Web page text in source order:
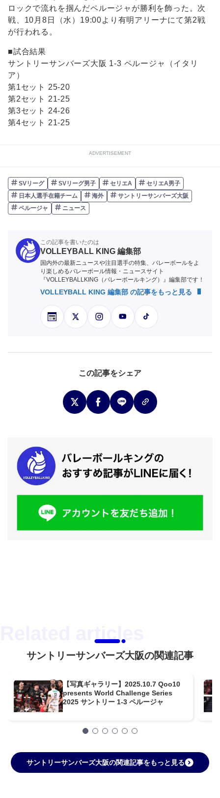
ロックで流れを掴んだペルージャが勝利を飾った。次
戦、10月8日（水）19:00より有明アリーナにて第2戦
が行われる。
■試合結果
サントリーサンバーズ大阪 1-3 ペルージャ（イタリ
ア）
第1セット 25-20
第2セット 21-25
第3セット 24-26
第4セット 21-25
ADVERTISEMENT
SVリーグ SVリーグ男子 セリエA
セリエA男子
日本人選手在籍チーム
海外
サントリーサンバーズ大阪
ペルージャ
ニュース
この記事を書いたのは
VOLLEYBALL KING 編集部
国内外の最新ニュースや注目選手の特集、バレーボールをよ
り楽しめるバレーボール情報・ニュースサイト
『VOLLEYBALLKING（バレーボールキング）』編集部です！
VOLLEYBALL KING 編集部 の記事をもっと見る
この記事をシェア
サントリーサンバーズ大阪の関連記事
【写真ギャラリー】2025.10.7 Qoo10
presents World Challenge Series
2025 サントリー 1-3 ペルージャ
サントリーサンバーズ大阪の関連記事をもっと見る